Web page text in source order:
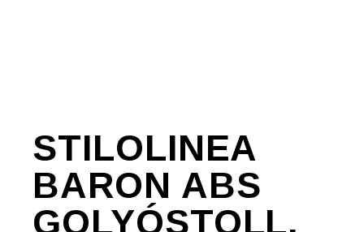
STILOLINEA
BARON ABS
GOLYÓSTOLL,